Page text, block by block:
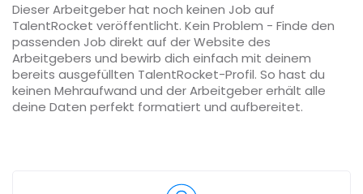
Dieser Arbeitgeber hat noch keinen Job auf
TalentRocket veröffentlicht. Kein Problem - Finde den
passenden Job direkt auf der Website des
Arbeitgebers und bewirb dich einfach mit deinem
bereits ausgefüllten TalentRocket-Profil. So hast du
keinen Mehraufwand und der Arbeitgeber erhält alle
deine Daten perfekt formatiert und aufbereitet.